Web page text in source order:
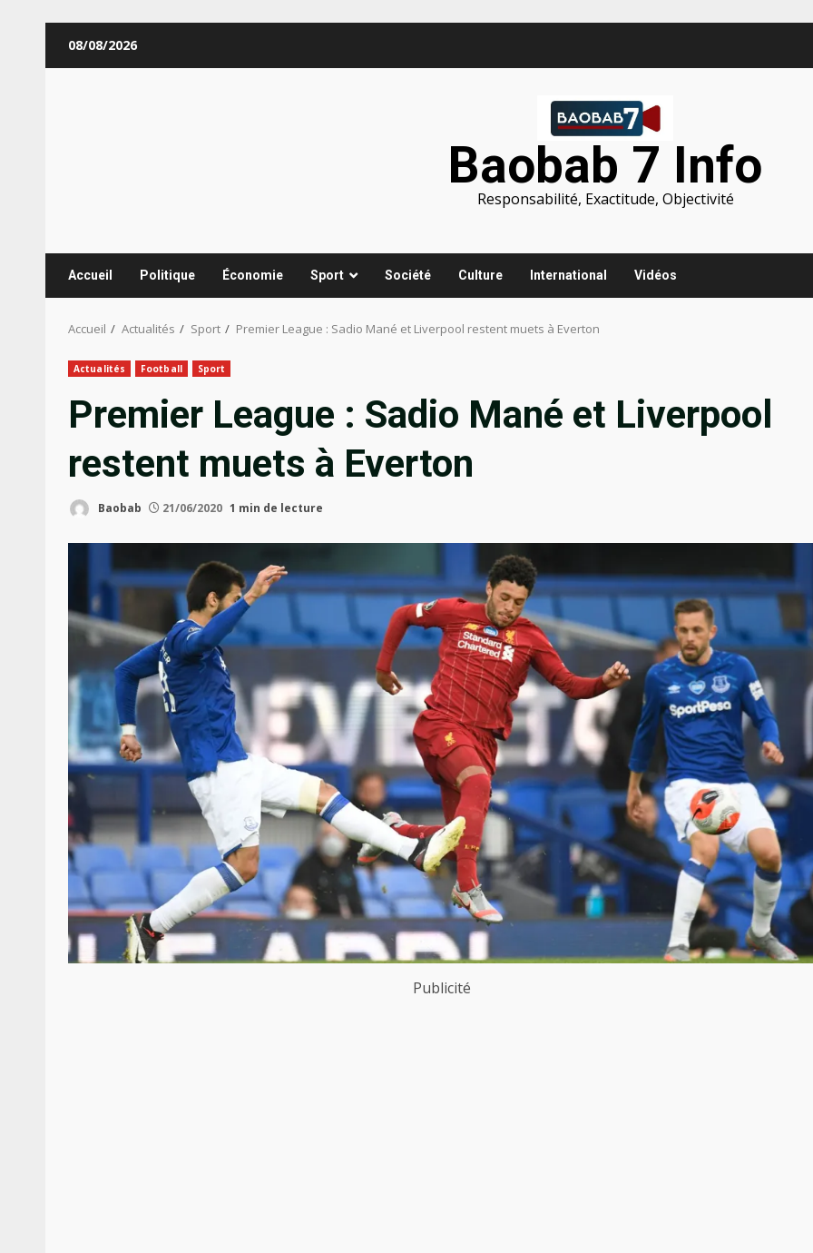
08/08/2026
Baobab 7 Info
Responsabilité, Exactitude, Objectivité
Accueil Politique Économie Sport Société Culture International Vidéos
Accueil Actualités Sport Premier League : Sadio Mané et Liverpool restent muets à Everton
Actualités Football Sport
Premier League : Sadio Mané et Liverpool
restent muets à Everton
Baobab 21/06/2020 1 min de lecture
Publicité